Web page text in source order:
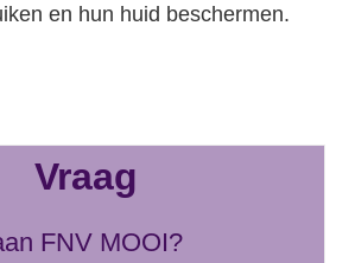
en hun huid beschermen.
Vraag
FNV MOOI?